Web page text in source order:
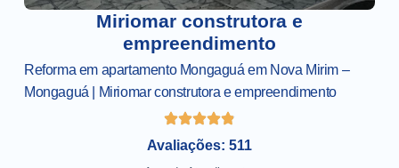
Miriomar construtora e
empreendimento
Reforma em apartamento Mongaguá em Nova Mirim –
Mongaguá | Miriomar construtora e empreendimento
Avaliações: 511